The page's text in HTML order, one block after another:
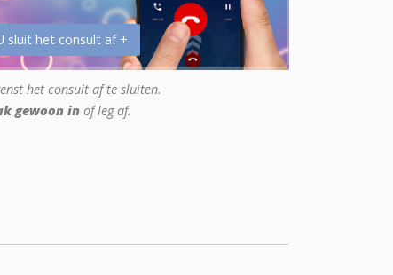
sluit het consult af +
het consult af te sluiten.
gewoon in of leg af.